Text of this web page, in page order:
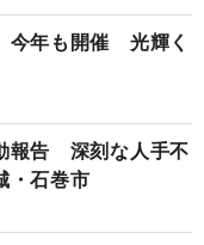
今年も開催 光輝く
報告 深刻な人手不
・石巻市